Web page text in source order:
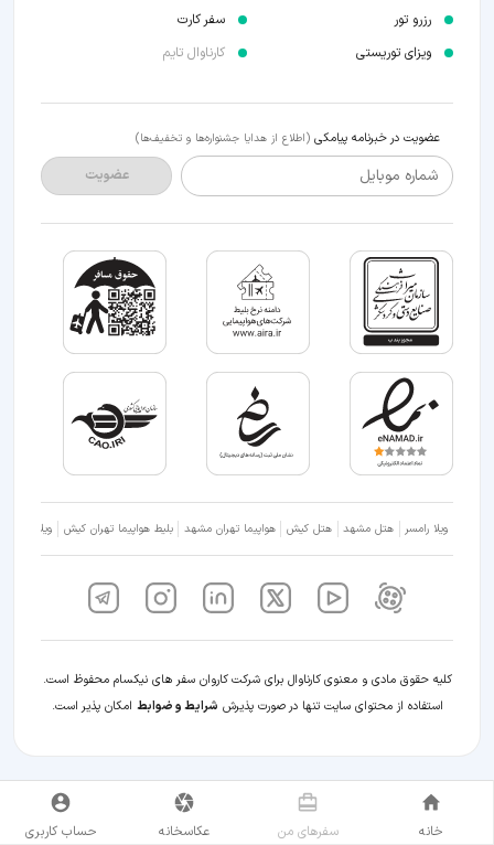
رزرو تور
ویزای توریستی
سفر کارت
کارناوال تایم
عضویت در خبرنامه پیامکی (اطلاع از هدایا جشنواره‌ها و تخفیف‌ها)
شماره موبایل عضویت
ویلا رامسر هتل مشهد هتل کیش هواپیما تهران مشهد بلیط هواپیما تهران کیش ویلا شمال
کلیه حقوق مادی و معنوی کارناوال برای شرکت کاروان سفر های نیکسام محفوظ است.
استفاده از محتوای سایت تنها در صورت پذیرش شرایط و ضوابط امکان پذیر است.
خانه سفر‌های من عکاسخانه حساب کاربری